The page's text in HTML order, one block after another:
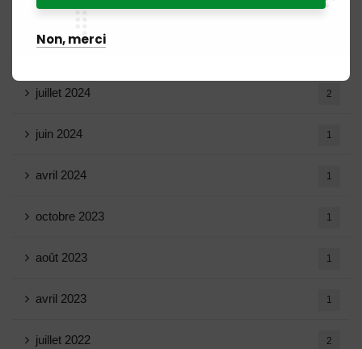
février 2025
janvier 2025
juillet 2024 2
juin 2024 1
avril 2024 1
octobre 2023 1
août 2023 1
avril 2023 1
juillet 2022 2
Non, merci